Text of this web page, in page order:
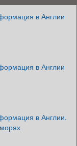
в Англии
в Англии
в Англии.